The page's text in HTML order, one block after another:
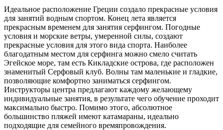
Идеальное расположение Греции создало прекрасные условия
для занятий водным спортом. Конец лета является
прекрасным временем для занятия серфингом. Погодные
условия и морские ветры, умеренной силы, создают
прекрасные условия для этого вида спорта. Наиболее
благодатным местом для серфинга можно смело считать
Эгейское море, там есть Кикладские острова, где расположен
знаменитый Серфовый клуб. Волны там маленькие и гладкие,
позволяющие комфортно заниматься серфингом.
Инструкторы центра предлагают каждому желающему
индивидуальные занятия, в результате чего обучение проходит
максимально быстро. Помимо этого, абсолютное
большинство пляжей имеют катамараны, идеально
подходящие для семейного времяпровождения.